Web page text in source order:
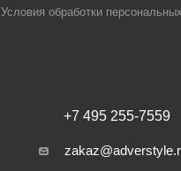
Условия обработки
+7 495 255-7559